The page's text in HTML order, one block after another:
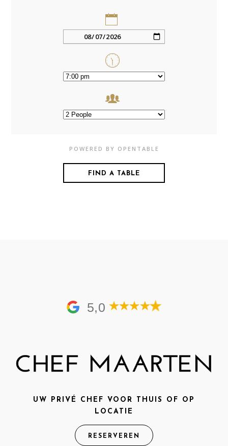
POWERED BY OPENTABLE
5,0
UW PRIVÉ CHEF VOOR THUIS OF OP
LOCATIE
RESERVEREN